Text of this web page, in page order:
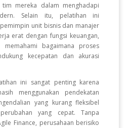
tim mereka dalam menghadapi
Selain itu, pelatihan ini
unit bisnis dan manajer
erat dengan fungsi keuangan,
bagaimana proses
kecepatan dan akurasi
ini sangat penting karena
menggunakan pendekatan
yang kurang fleksibel
yang cepat. Tanpa
Finance, perusahaan berisiko